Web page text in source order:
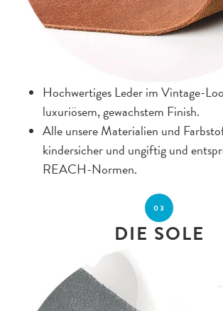
Hochwertiges Leder im Vintage-
luxuriösem, gewachstem Finish.
Alle unsere Materialien und
kindersicher und ungiftig und
REACH-Normen.
03
DIE SOLE